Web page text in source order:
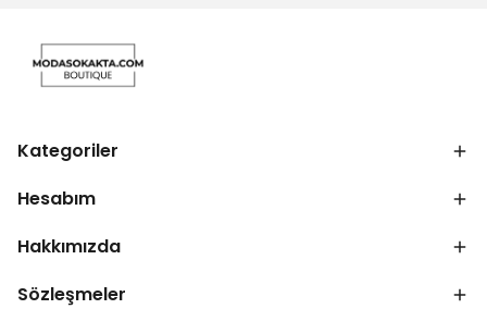
Kategoriler
Hesabım
Hakkımızda
Sözleşmeler